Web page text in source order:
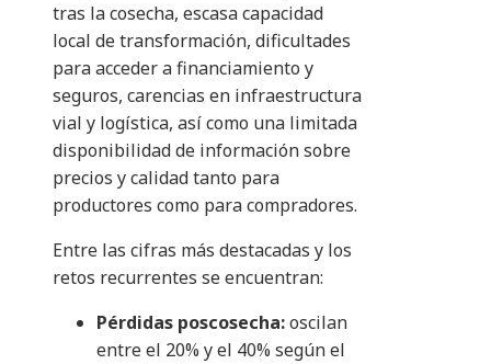
tras la cosecha, escasa capacidad
local de transformación, dificultades
para acceder a financiamiento y
seguros, carencias en infraestructura
vial y logística, así como una limitada
disponibilidad de información sobre
precios y calidad tanto para
productores como para compradores.
Entre las cifras más destacadas y los
retos recurrentes se encuentran:
Pérdidas poscosecha:oscilan
entre el 20% y el 40% según el